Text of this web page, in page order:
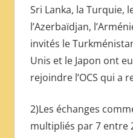
Sri Lanka, la Turquie,
l’Azerbaïdjan,
invités le
Unis et le Japon ont
rejoindre l’OCS qui a
2)Les échanges
multipliés par 7 entre